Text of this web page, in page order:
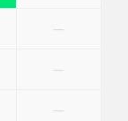
—
—
—